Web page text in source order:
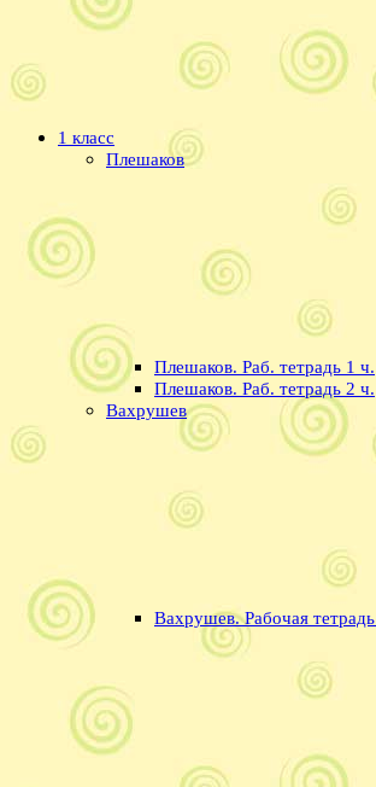
1 класс
Плешаков
Плешаков. Раб. тетрадь 1 ч.
Плешаков. Раб. тетрадь 2 ч.
Вахрушев
Вахрушев. Рабочая тетрадь